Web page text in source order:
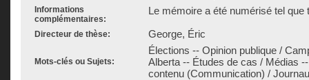
Informations
complémentaires:
Le mémoire a été numérisé tel que
Directeur de thèse: George, Éric
Mots-clés ou Sujets:
Élections -- Opinion publique /
Alberta -- Études de cas / Médias
contenu (Communication) /